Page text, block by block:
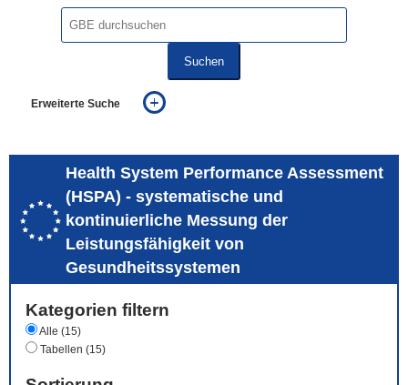
Sprachumschaltung
Suchen
Erweiterte Suche
auch in allen Texten suchen (Volltextsuche)
auch Synonyme einbeziehen
auch ähnlich geschriebenes einbeziehen
Health System Performance Assessment
(HSPA) - systematische und
kontinuierliche Messung der
Leistungsfähigkeit von
Gesundheitssystemen
Kategorien filtern
Alle (15)
Tabellen (15)